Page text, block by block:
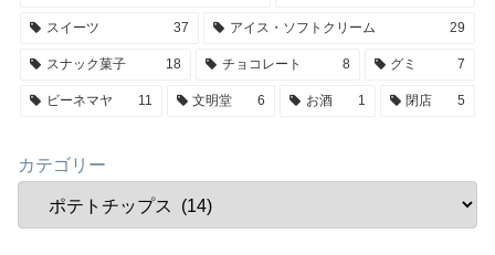
スイーツ 37 アイス・ソフトクリーム 29
スナック菓子 18 チョコレート 8 グミ 7
ビーネマヤ 11 文明堂 6 お酒 1 閉店 5
カテゴリー